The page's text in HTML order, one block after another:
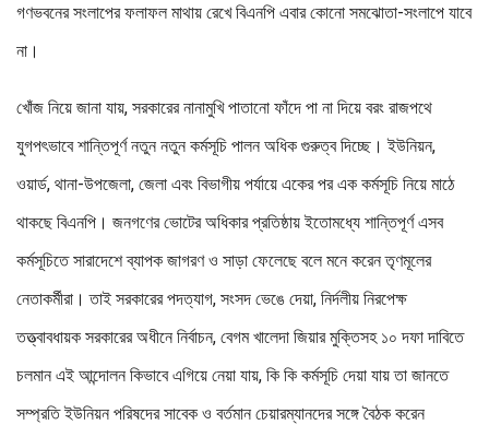
গণভবনের সংলাপের ফলাফল মাথায় রেখে বিএনপি এবার কোনো সমঝোতা-সংলাপে যাবে
না।
খোঁজ নিয়ে জানা যায়, সরকারের নানামুখি পাতানো ফাঁদে পা না দিয়ে বরং রাজপথে
যুগপৎভাবে শান্তিপূর্ণ নতুন নতুন কর্মসূচি পালন অধিক গুরুত্ব দিচ্ছে। ইউনিয়ন,
ওয়ার্ড, থানা-উপজেলা, জেলা এবং বিভাগীয় পর্যায়ে একের পর এক কর্মসূচি নিয়ে মাঠে
থাকছে বিএনপি। জনগণের ভোটের অধিকার প্রতিষ্ঠায় ইতোমধ্যে শান্তিপূর্ণ এসব
কর্মসূচিতে সারাদেশে ব্যাপক জাগরণ ও সাড়া ফেলেছে বলে মনে করেন তৃণমূলের
নেতাকর্মীরা। তাই সরকারের পদত্যাগ, সংসদ ভেঙে দেয়া, নির্দলীয় নিরপেক্ষ
তত্ত্বাবধায়ক সরকারের অধীনে নির্বাচন, বেগম খালেদা জিয়ার মুক্তিসহ ১০ দফা দাবিতে
চলমান এই আন্দোলন কিভাবে এগিয়ে নেয়া যায়, কি কি কর্মসূচি দেয়া যায় তা জানতে
সম্প্রতি ইউনিয়ন পরিষদের সাবেক ও বর্তমান চেয়ারম্যানদের সঙ্গে বৈঠক করেন